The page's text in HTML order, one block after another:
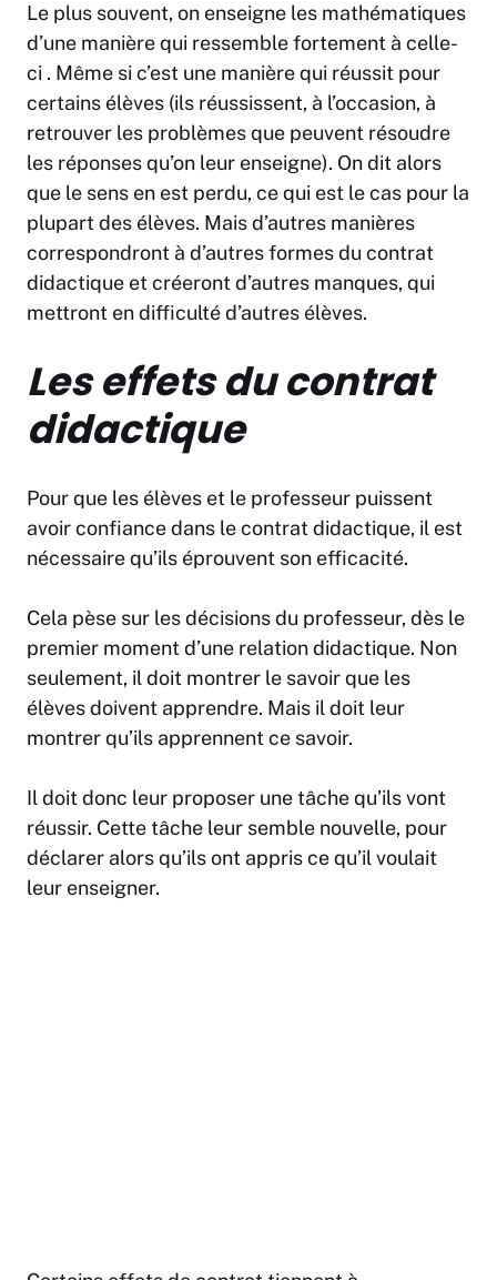
Le plus souvent, on enseigne les mathématiques
d’une manière qui ressemble fortement à celle-
ci . Même si c’est une manière qui réussit pour
certains élèves (ils réussissent, à l’occasion, à
retrouver les problèmes que peuvent résoudre
les réponses qu’on leur enseigne). On dit alors
que le sens en est perdu, ce qui est le cas pour la
plupart des élèves. Mais d’autres manières
correspondront à d’autres formes du contrat
didactique et créeront d’autres manques, qui
mettront en difficulté d’autres élèves.
Les effets du contrat
didactique
Pour que les élèves et le professeur puissent
avoir confiance dans le contrat didactique, il est
nécessaire qu’ils éprouvent son efficacité.
Cela pèse sur les décisions du professeur, dès le
premier moment d’une relation didactique. Non
seulement, il doit montrer le savoir que les
élèves doivent apprendre. Mais il doit leur
montrer qu’ils apprennent ce savoir.
Il doit donc leur proposer une tâche qu’ils vont
réussir. Cette tâche leur semble nouvelle, pour
déclarer alors qu’ils ont appris ce qu’il voulait
leur enseigner.